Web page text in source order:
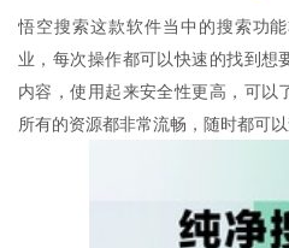
悟空搜索这款软件当中的搜索功
业，每次操作都可以快速的找到想
内容，使用起来安全性更高，可以
所有的资源都非常流畅，随时都可以